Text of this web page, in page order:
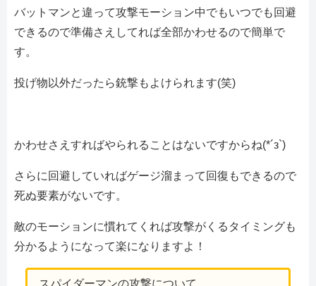
バットマンと違って攻撃モーション中でもいつでも回避
できるので準備さえしてれば全部かわせるので簡単で
す。
投げ物以外だったら銃撃もよけられます(笑)
かわせさえすればやられることはないですからね(*´з`)
さらに回避していればゲージ溜まって回復もできるので
死ぬ要素がないです。
敵のモーションに慣れてくれば攻撃がくるタイミングも
分かるようになって楽になりますよ！
スパイダーマンの攻撃について